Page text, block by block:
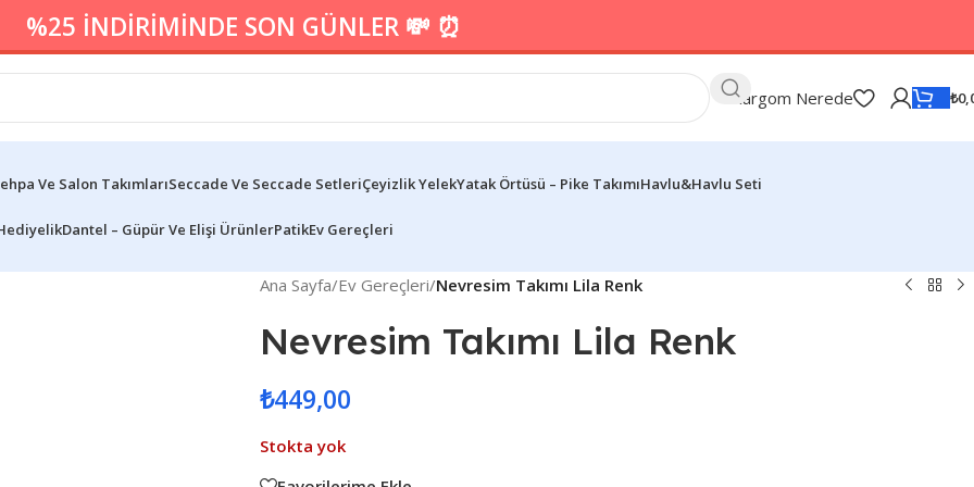
%25 İNDİRİMİNDE SON GÜNLER 💸 ⏰
Kargom Nerede ₺
Ve Salon TakımlarıSeccade Ve Seccade SetleriÇeyizlik YelekYatak Örtüsü – Pike TakımıHavlu&Havlu Seti
Dantel – Güpür Ve Elişi ÜrünlerPatikEv Gereçleri
Ana Sayfa/Ev Gereçleri/Nevresim Takımı Lila Renk
Nevresim Takımı Lila Renk
₺449,00
Stokta yok